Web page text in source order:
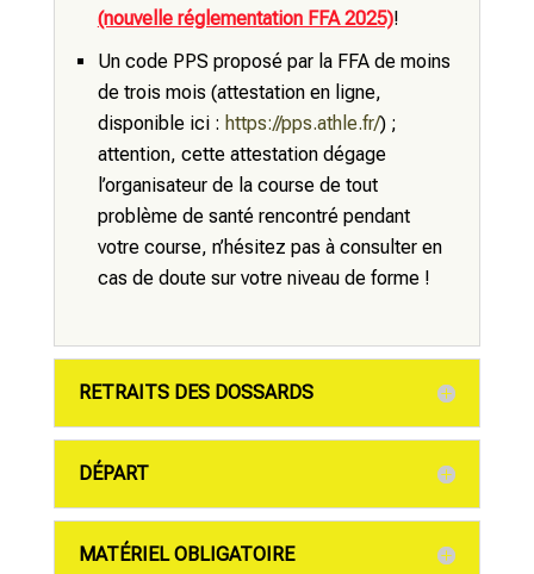
(nouvelle réglementation FFA 2025)!
Un code PPS proposé par la FFA de moins
de trois mois (attestation en ligne,
disponible ici : https://pps.athle.fr/) ;
attention, cette attestation dégage
l’organisateur de la course de tout
problème de santé rencontré pendant
votre course, n’hésitez pas à consulter en
cas de doute sur votre niveau de forme !
RETRAITS DES DOSSARDS
DÉPART
MATÉRIEL OBLIGATOIRE